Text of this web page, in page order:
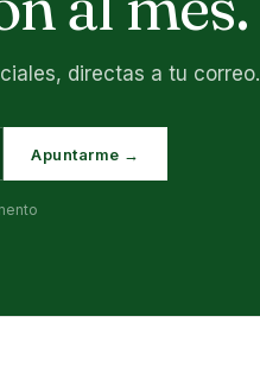
directas a tu correo.
Apuntarme →